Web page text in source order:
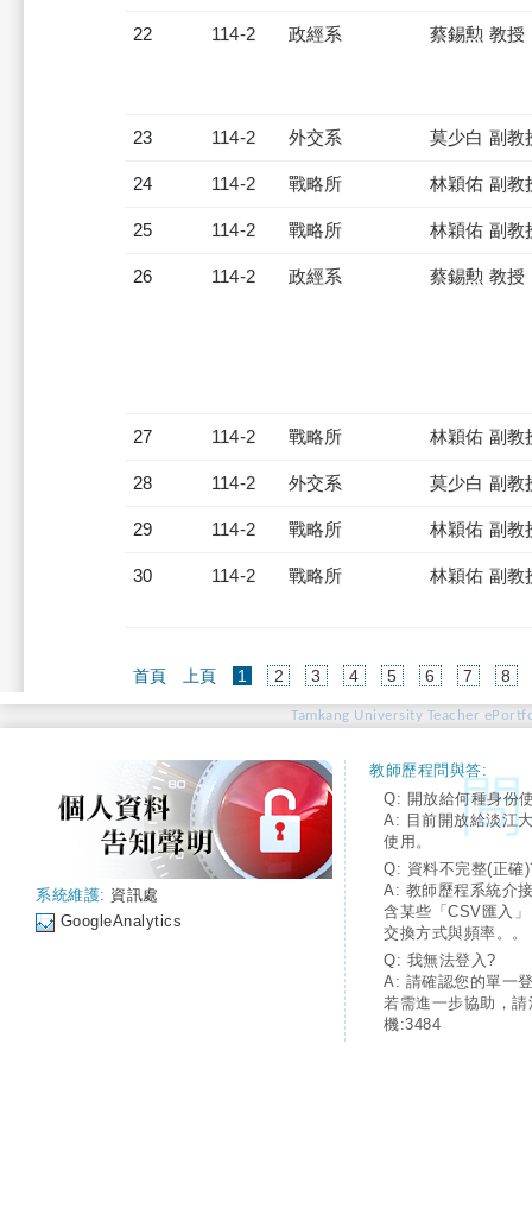
22 114-2 政經系 蔡錫勲 教授
23 114-2 外交系 莫少白 副教
24 114-2 戰略所 林穎佑 副教
25 114-2 戰略所 林穎佑 副教
26 114-2 政經系 蔡錫勲 教授
27 114-2 戰略所 林穎佑 副教
28 114-2 外交系 莫少白 副教
29 114-2 戰略所 林穎佑 副教
30 114-2 戰略所 林穎佑 副教
首頁 上頁 1 (current)
2 3 4 5 6 7 8
Tamkang University Teacher
系統維護: 資訊處
GoogleAnalytics
教師歷程問與答:
Q: 開放給何種身份
A: 目前開放給淡江
使用。
Q: 資料不完整(正確
A: 教師歷程系統介
含某些「CSV匯入
交換方式與頻率。。
Q: 我無法登入?
A: 請確認您的單一
若需進一步協助，
機:3484